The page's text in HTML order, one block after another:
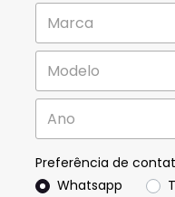
Preferência de
Whatsapp